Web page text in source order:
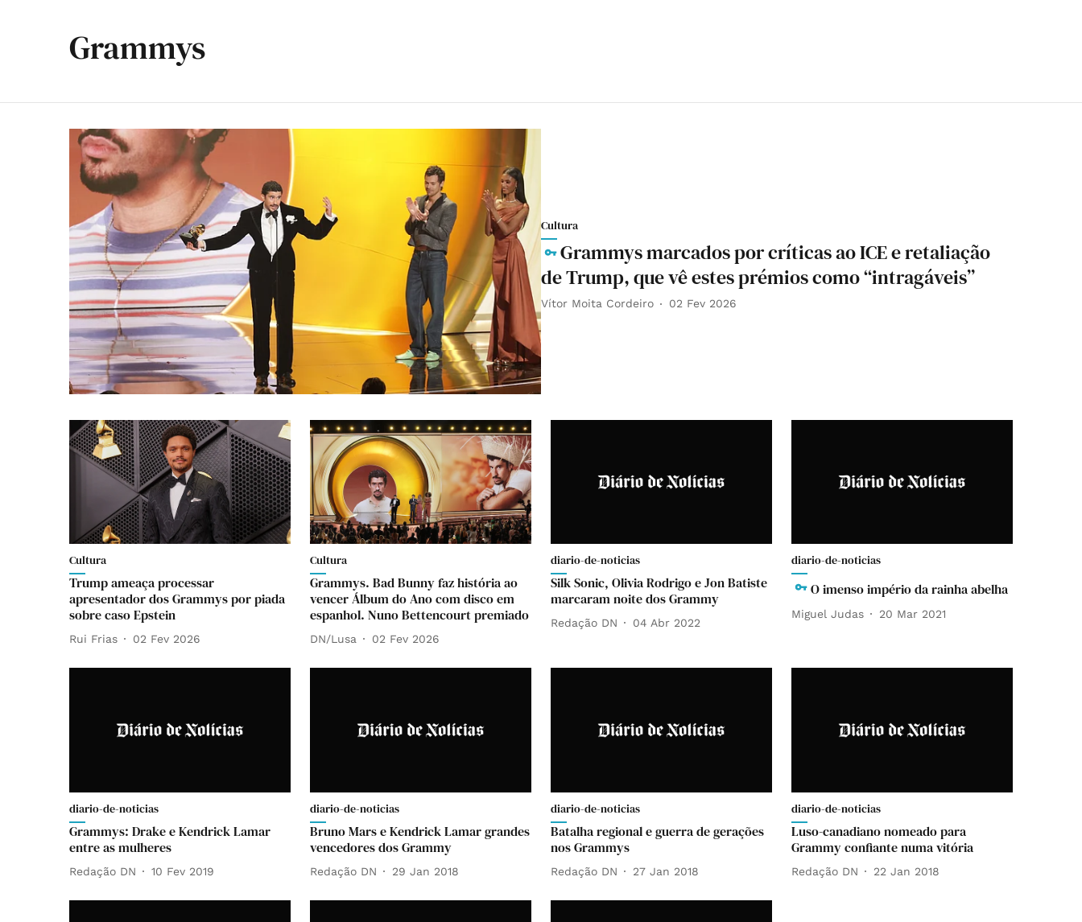
Grammys
Cultura
Grammys marcados por críticas ao ICE e retaliação
de Trump, que vê estes prémios como “intragáveis”
Vítor Moita Cordeiro 02 Fev 2026
Cultura
Trump ameaça processar
apresentador dos Grammys por piada
sobre caso Epstein
Rui Frias 02 Fev 2026
Cultura
Grammys. Bad Bunny faz história ao
vencer Álbum do Ano com disco em
espanhol. Nuno Bettencourt premiado
DN/Lusa 02 Fev 2026
diario-de-noticias
Silk Sonic, Olivia Rodrigo e Jon Batiste
marcaram noite dos Grammy
Redação DN 04 Abr 2022
diario-de-noticias
O imenso império da rainha abelha
Miguel Judas 20 Mar 2021
diario-de-noticias
Grammys: Drake e Kendrick Lamar
entre as mulheres
Redação DN 10 Fev 2019
diario-de-noticias
Bruno Mars e Kendrick Lamar grandes
vencedores dos Grammy
Redação DN 29 Jan 2018
diario-de-noticias
Batalha regional e guerra de gerações
nos Grammys
Redação DN 27 Jan 2018
diario-de-noticias
Luso-canadiano nomeado para
Grammy confiante numa vitória
Redação DN 22 Jan 2018